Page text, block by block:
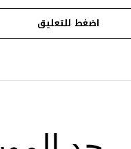
اضغط للتعليق